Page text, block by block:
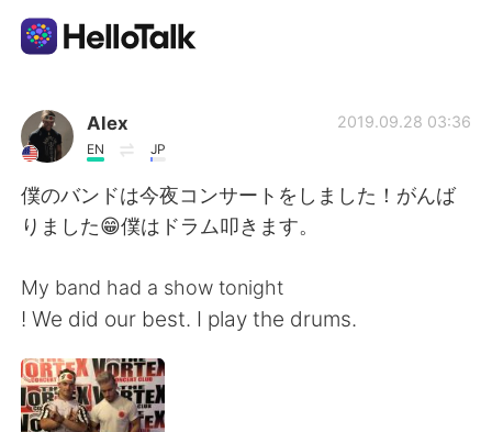
Sprachaustausch-App
AI Grammar Checker
Deutsch
English 简体中文
繁體中文
Alex
EN JP
2019.09.28 03:36
僕のバンドは今夜コンサートをしました！がんば
りました😁僕はドラム叩きます。
My band had a show tonight
! We did our best. I play the drums.